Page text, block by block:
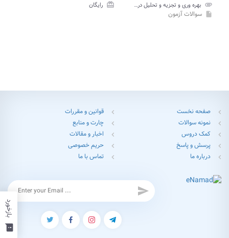
attachment بهره وری و تجزیه و تحلیل در بخش صنعت پیام نور card_giftcard رایگان
insert_drive_file سوالات آزمون
feedback
بازخورد
chevron_left صفحه نخست chevron_left قوانین و مقررات
chevron_left نمونه سوالات chevron_left چارت و منابع
chevron_left کمک دروس chevron_left اخبار و مقالات
chevron_left پرسش و پاسخ chevron_left حریم خصوصی
chevron_left درباره ما chevron_left تماس با ما
send